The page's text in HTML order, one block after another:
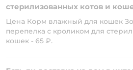
стерилизованных котов и
Цена Корм влажный для кошек
перепелка с кроликом для
кошек - 65 ₽.